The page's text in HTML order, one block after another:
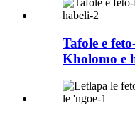
Tafole e
Kholomo e